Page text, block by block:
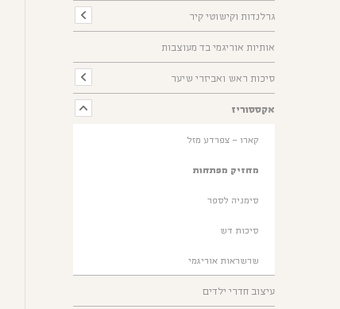
גרלנדות וקישוטי קיר
אותיות אוריגמי בד מעוצבות
סיכות ראש ואביזרי שיער
אקססוריז
קארו – צפרדע מזל
מחזיק מפתחות
סימניה לספר
סיכות דש
שרשראות אוריגמי
עיצוב חדרי ילדים